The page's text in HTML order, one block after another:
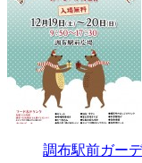
調布駅前ガー